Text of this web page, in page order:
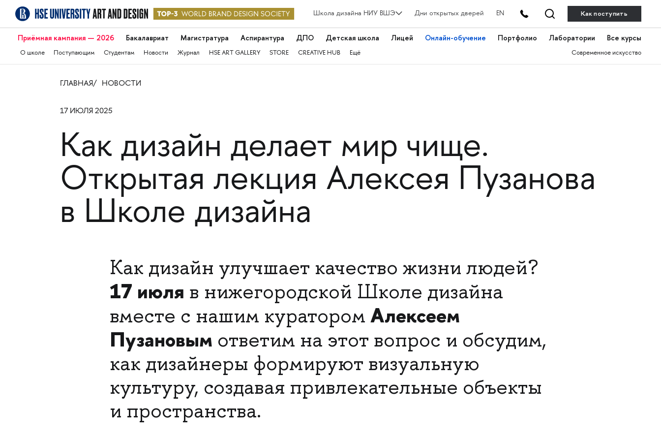
Школа дизайна НИУ ВШЭ Дни открытых дверей EN Как поступить
Приёмная кампания — 2026 Бакалавриат Магистратура Аспирантура ДПО Детская школа Лицей Онлайн-обучение Портфолио Лаборатории Все курсы
О школе Поступающим Студентам Новости Журнал HSE ART GALLERY STORE CREATIVE HUB Ещё Современное искусство
ГЛАВНАЯ НОВОСТИ
17 ИЮЛЯ 2025
Как дизайн делает мир чище.
Открытая лекция Алексея Пузанова
в Школе дизайна
Как дизайн улучшает качество жизни людей?
17 июля в нижегородской Школе дизайна
вместе с нашим куратором Алексеем
Пузановым ответим на этот вопрос и обсудим,
как дизайнеры формируют визуальную
культуру, создавая привлекательные объекты
и пространства.